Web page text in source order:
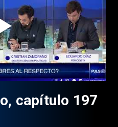
capítulo 197